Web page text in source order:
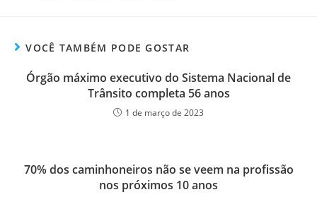
VOCÊ TAMBÉM PODE GOSTAR
Órgão máximo executivo do Sistema Nacional de
Trânsito completa 56 anos
1 de março de 2023
70% dos caminhoneiros não se veem na profissão
nos próximos 10 anos